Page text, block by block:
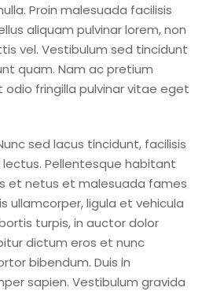
Proin malesuada facilisis
aliquam pulvinar lorem, non
vel. Vestibulum sed tincidunt
quam. Nam ac pretium
odio fringilla pulvinar vitae eget
sed lacus tincidunt, facilisis
Pellentesque habitant
et netus et malesuada fames
ullamcorper, ligula et vehicula
turpis, in auctor dolor
dictum eros et nunc
bibendum. Duis in
sapien. Vestibulum gravida